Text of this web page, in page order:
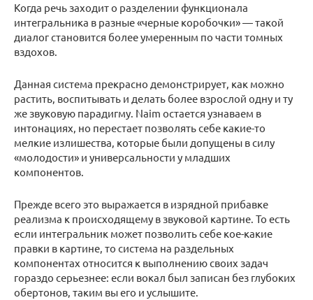
Когда речь заходит о разделении функционала
интегральника в разные «черные коробочки» — такой
диалог становится более умеренным по части томных
вздохов.
Данная система прекрасно демонстрирует, как можно
растить, воспитывать и делать более взрослой одну и ту
же звуковую парадигму. Naim остается узнаваем в
интонациях, но перестает позволять себе какие-то
мелкие излишества, которые были допущены в силу
«молодости» и универсальности у младших
компонентов.
Прежде всего это выражается в изрядной прибавке
реализма к происходящему в звуковой картине. То есть
если интегральник может позволить себе кое-какие
правки в картине, то система на раздельных
компонентах относится к выполнению своих задач
гораздо серьезнее: если вокал был записан без глубоких
обертонов, таким вы его и услышите.